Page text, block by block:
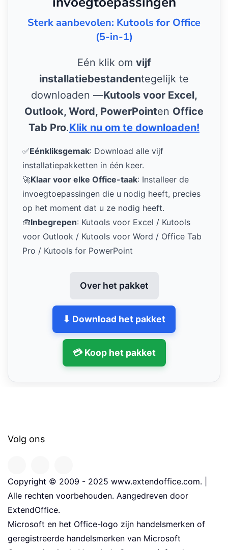
Sterk aanbevolen: Kutools for Office
(5-in-1)
Eén klik om vijf
installatiebestandentegelijk te
downloaden —Kutools voor Excel,
Outlook, Word, PowerPointen Office
Tab Pro.Klik nu om te downloaden!
✅Eénkliksgemak: Download alle vijf
installatiepakketten in één keer.
🚀Klaar voor elke Office-taak: Installeer de
invoegtoepassingen die u nodig heeft, precies
op het moment dat u ze nodig heeft.
🧰Inbegrepen: Kutools voor Excel / Kutools
voor Outlook / Kutools voor Word / Office Tab
Pro / Kutools for PowerPoint
Over het pakket
⬇ Download het pakket
💳 Koop het pakket
Volg ons
Copyright © 2009 - 2025 www.extendoffice.com. |
Alle rechten voorbehouden. Aangedreven door
ExtendOffice.
Microsoft en het Office-logo zijn handelsmerken of
geregistreerde handelsmerken van Microsoft